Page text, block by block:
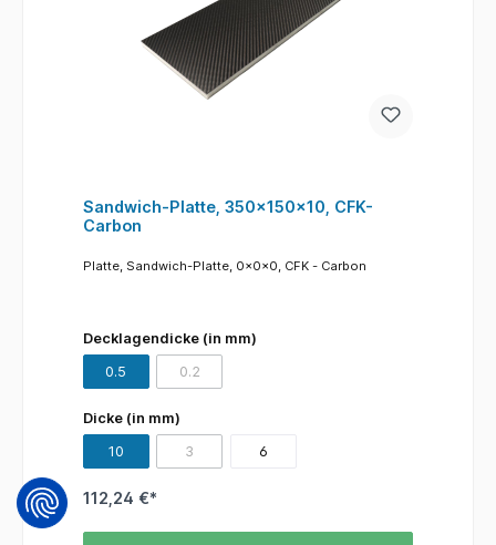
Sandwich-Platte, 350x150x10, CFK-
Carbon
Platte, Sandwich-Platte, 0x0x0, CFK - Carbon
Decklagendicke (in mm)
0.5
0.2(Diese Option ist zurzeit nicht verfügbar.)
Dicke (in mm)
10
3(Diese Option ist zurzeit nicht verfügbar.)
6
112,24 €*